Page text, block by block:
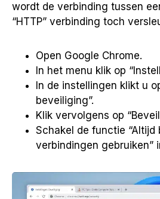
wordt de verbinding tussen
“HTTP” verbinding toch
Open Google Chrome.
In het menu klik op
In de instellingen klikt u
beveiliging”.
Klik vervolgens op
Schakel de functie “Altijd
verbindingen gebruiken”